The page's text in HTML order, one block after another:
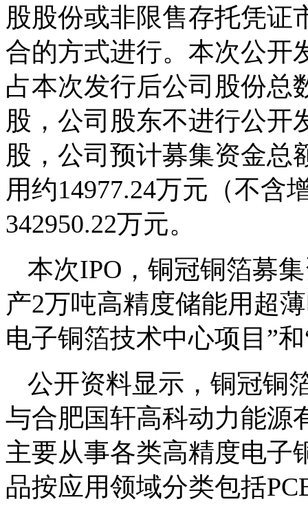
股股份或非限售存托凭证
合的方式进行。本次公开
占本次发行后公司股份总
股，公司股东不进行公开
股，公司预计募集资金总
用约14977.24万元（不含
342950.22万元。
本次IPO，铜冠铜箔募
产2万吨高精度储能用超
电子铜箔技术中心项目
公开资料显示，铜冠铜
与合肥国轩高科动力能源
主要从事各类高精度电子
品按应用领域分类包括